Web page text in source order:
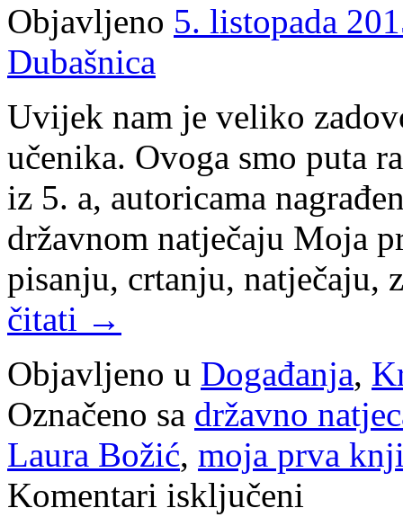
Objavljeno 5. listopada
Dubašnica
Uvijek nam je veliko
učenika. Ovoga smo puta
iz 5. a, autoricama
državnom natječaju Moja
pisanju, crtanju,
čitati →
Objavljeno u Događanja,
Označeno sa državno
Laura Božić, moja prva
Komentari isključeni